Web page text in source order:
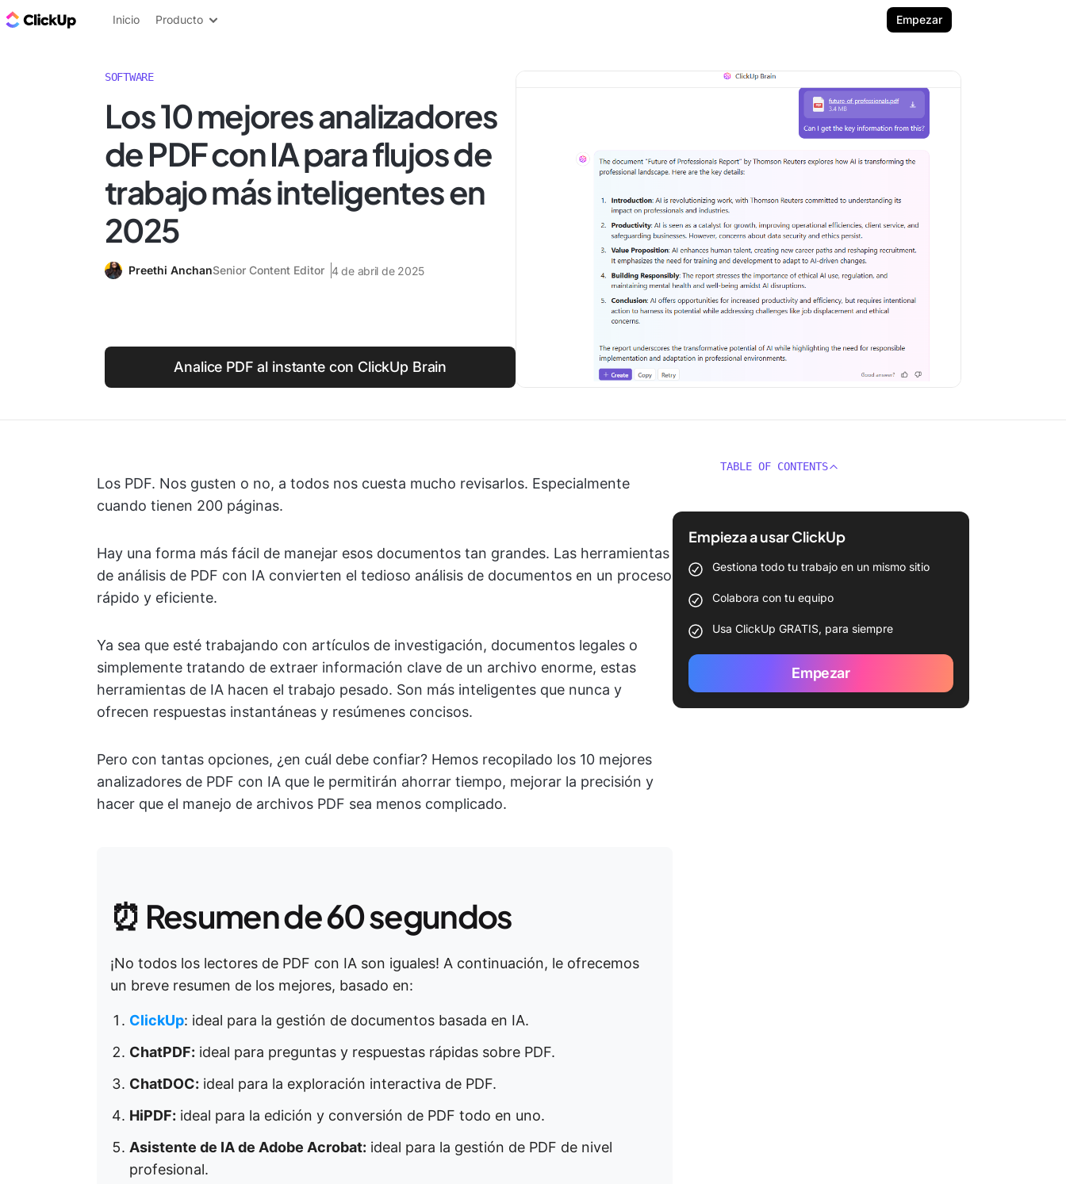
ClickUp Blog
Inicio Producto Empezar
SOFTWARE
Los 10 mejores analizadores
de PDF con IA para flujos de
trabajo más inteligentes en
2025
Preethi AnchanSenior Content Editor 4 de abril de 2025
Analice PDF al instante con ClickUp Brain
Los PDF. Nos gusten o no, a todos nos cuesta mucho revisarlos. Especialmente
cuando tienen 200 páginas.
Hay una forma más fácil de manejar esos documentos tan grandes. Las herramientas
de análisis de PDF con IA convierten el tedioso análisis de documentos en un proceso
rápido y eficiente.
Ya sea que esté trabajando con artículos de investigación, documentos legales o
simplemente tratando de extraer información clave de un archivo enorme, estas
herramientas de IA hacen el trabajo pesado. Son más inteligentes que nunca y
ofrecen respuestas instantáneas y resúmenes concisos.
Pero con tantas opciones, ¿en cuál debe confiar? Hemos recopilado los 10 mejores
analizadores de PDF con IA que le permitirán ahorrar tiempo, mejorar la precisión y
hacer que el manejo de archivos PDF sea menos complicado.
⏰ Resumen de 60 segundos
¡No todos los lectores de PDF con IA son iguales! A continuación, le ofrecemos
un breve resumen de los mejores, basado en:
ClickUp: ideal para la gestión de documentos basada en IA.
ChatPDF: ideal para preguntas y respuestas rápidas sobre PDF.
ChatDOC: ideal para la exploración interactiva de PDF.
HiPDF: ideal para la edición y conversión de PDF todo en uno.
Asistente de IA de Adobe Acrobat: ideal para la gestión de PDF de nivel
profesional.
TABLE OF CONTENTS
Empieza a usar ClickUp
Gestiona todo tu trabajo en un mismo sitio
Colabora con tu equipo
Usa ClickUp GRATIS, para siempre
Empezar